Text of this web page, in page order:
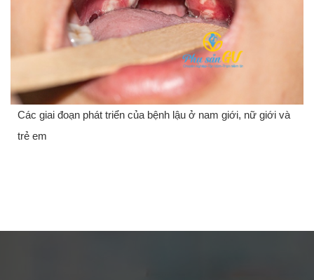
Các giai đoạn phát triển của bệnh lậu ở nam giới, nữ giới và
trẻ em